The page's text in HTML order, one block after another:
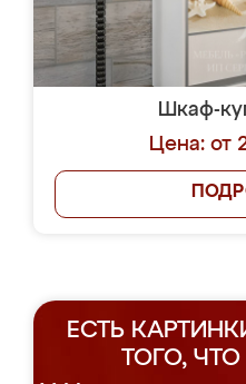
Шкаф-
Цена: от
ЕСТЬ
ТОГО,